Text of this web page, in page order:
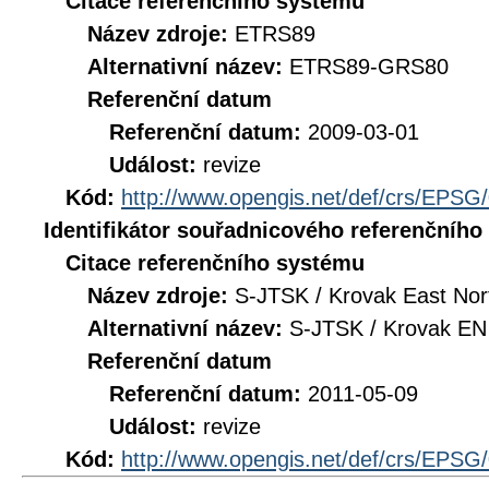
Název zdroje: ETRS89
Alternativní název: ETRS89-GRS80
Referenční datum
Referenční datum: 2009-03-01
Událost: revize
Kód: http://www.opengis.net/def/crs/
Identifikátor souřadnicového referenčního
Citace referenčního systému
Název zdroje: S-JTSK / Krovak East
Alternativní název: S-JTSK / Krovak EN
Referenční datum
Referenční datum: 2011-05-09
Událost: revize
Kód: http://www.opengis.net/def/crs/